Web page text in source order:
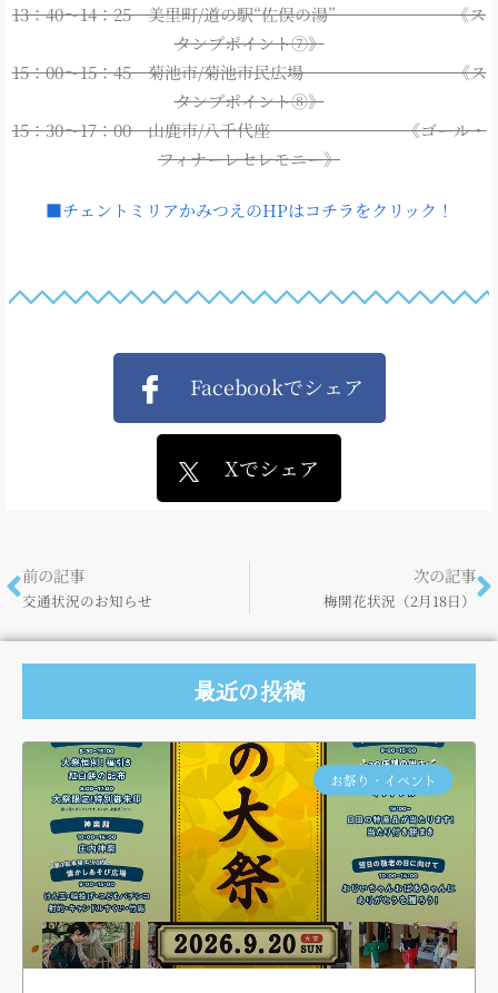
13：40～14：25 美里町/道の駅“佐俣の湯” 《ス
タンプポイント⑦》
15：00～15：45 菊池市/菊池市民広場 《ス
タンプポイント⑧》
15：30～17：00 山鹿市/八千代座 《ゴール・
フィナーレセレモニー》
■チェントミリアかみつえのHPはコチラをクリック！
Facebookでシェア
Xでシェア
前の記事
交通状況のお知らせ
次の記事
梅開花状況（2月18日）
最近の投稿
お祭り・イベント